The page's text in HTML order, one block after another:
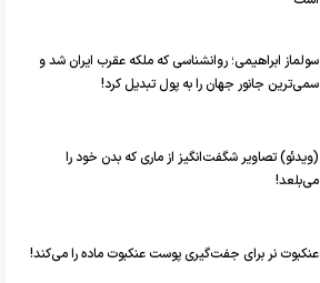
سولماز ابراهیمی؛ روانشناسی که ملکه عقرب ایران شد و
سمی‌ترین جانور جهان را به پول تبدیل کرد!
(ویدئو) تصاویر شگفت‌انگیز از ماری که بدن خود را
می‌بلعد!
عنکبوت نر برای جفت‌گیری پوست عنکبوت ماده را می‌کند!